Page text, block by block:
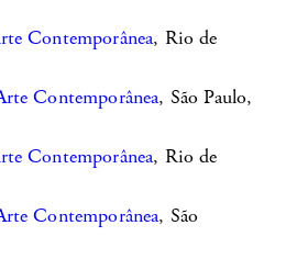
Contemporânea, Rio de
Contemporânea, São Paulo,
Contemporânea, Rio de
Contemporânea, São